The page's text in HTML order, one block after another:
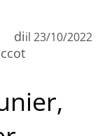
diil 23/10/2022